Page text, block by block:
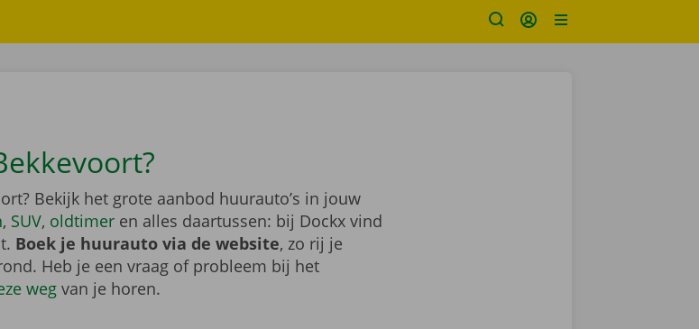
Bekijk het grote aanbod huurauto’s in jouw
, SUV, oldtimeren alles daartussen: bij Dockx vind
Boek je huurauto via de website, zo rij je
Heb je een vraag of probleem bij het
wegvan je horen.